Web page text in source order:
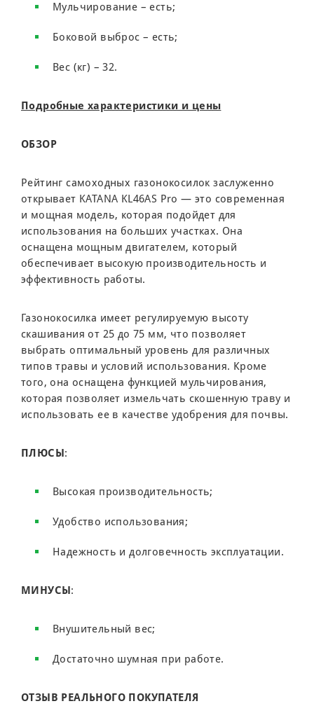
Мульчирование – есть;
Боковой выброс – есть;
Вес (кг) – 32.
Подробные характеристики и цены
ОБЗОР
Рейтинг самоходных газонокосилок заслуженно
открывает KATANA KL46AS Pro — это современная
и мощная модель, которая подойдет для
использования на больших участках. Она
оснащена мощным двигателем, который
обеспечивает высокую производительность и
эффективность работы.
Газонокосилка имеет регулируемую высоту
скашивания от 25 до 75 мм, что позволяет
выбрать оптимальный уровень для различных
типов травы и условий использования. Кроме
того, она оснащена функцией мульчирования,
которая позволяет измельчать скошенную траву и
использовать ее в качестве удобрения для почвы.
ПЛЮСЫ :
Высокая производительность;
Удобство использования;
Надежность и долговечность эксплуатации.
МИНУСЫ :
Внушительный вес;
Достаточно шумная при работе.
ОТЗЫВ РЕАЛЬНОГО ПОКУПАТЕЛЯ